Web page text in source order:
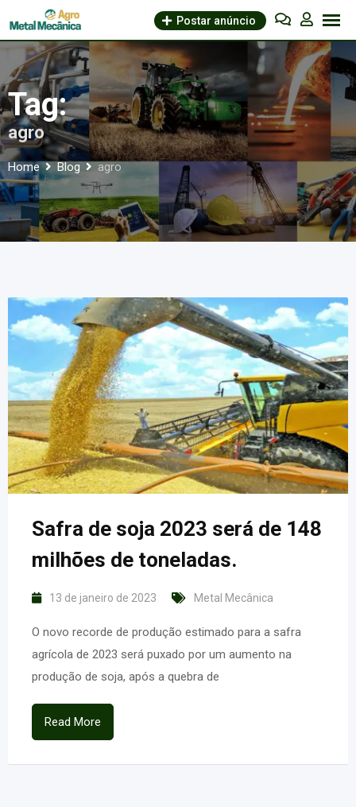
to
content
Postar anúncio
Tag:
agro
Home Blog agro
Safra de soja 2023 será de 148
milhões de toneladas.
13 de janeiro de 2023 Metal Mecânica
O novo recorde de produção estimado para a safra
agrícola de 2023 será puxado por um aumento na
produção de soja, após a quebra de
Read More